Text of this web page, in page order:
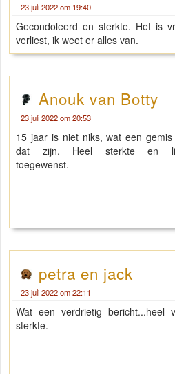
23 juli 2022 om 19:40
Gecondoleerd en sterkte. Het is
verliest, ik weet er alles van.
Anouk van Botty
23 juli 2022 om 20:53
15 jaar is niet niks, wat een gemis
dat zijn. Heel sterkte en
toegewenst.
petra en jack
23 juli 2022 om 22:11
Wat een verdrietig bericht...heel
sterkte.